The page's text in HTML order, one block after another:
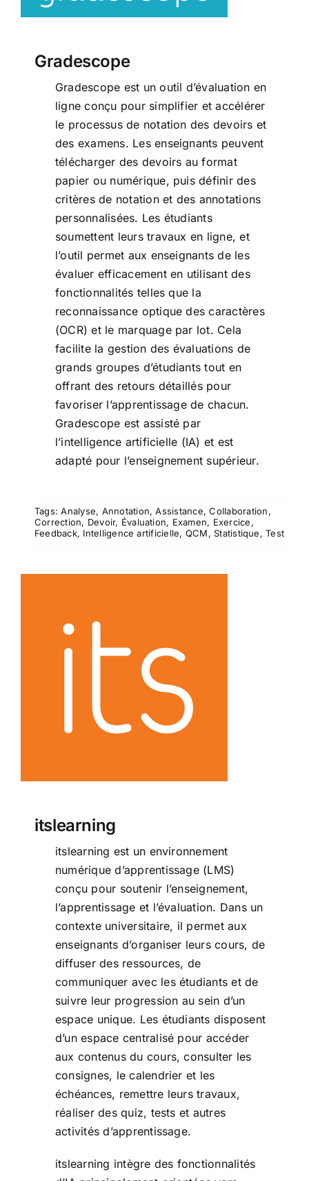
Gradescope
Gradescope est un outil d’évaluation en
ligne conçu pour simplifier et accélérer
le processus de notation des devoirs et
des examens. Les enseignants peuvent
télécharger des devoirs au format
papier ou numérique, puis définir des
critères de notation et des annotations
personnalisées. Les étudiants
soumettent leurs travaux en ligne, et
l’outil permet aux enseignants de les
évaluer efficacement en utilisant des
fonctionnalités telles que la
reconnaissance optique des caractères
(OCR) et le marquage par lot. Cela
facilite la gestion des évaluations de
grands groupes d’étudiants tout en
offrant des retours détaillés pour
favoriser l’apprentissage de chacun.
Gradescope est assisté par
l’intelligence artificielle (IA) et est
adapté pour l’enseignement supérieur.
Tags:Analyse, Annotation,Assistance,Collaboration,
Correction, Devoir, Évaluation, Examen, Exercice,
Feedback, Intelligence artificielle, QCM,Statistique,Test
itslearning
itslearning
itslearning est un environnement
numérique d’apprentissage (LMS)
conçu pour soutenir l’enseignement,
l’apprentissage et l’évaluation. Dans un
contexte universitaire, il permet aux
enseignants d’organiser leurs cours, de
diffuser des ressources, de
communiquer avec les étudiants et de
suivre leur progression au sein d’un
espace unique. Les étudiants disposent
d’un espace centralisé pour accéder
aux contenus du cours, consulter les
consignes, le calendrier et les
échéances, remettre leurs travaux,
réaliser des quiz, tests et autres
activités d’apprentissage.
itslearning intègre des fonctionnalités